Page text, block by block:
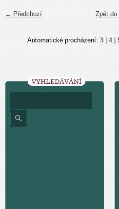
← Předchozí Zpět do
Automatické procházení: 3 4
VYHLEDÁVÁNÍ